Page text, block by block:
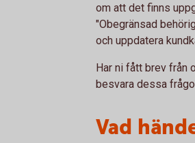
om att det finns
"Obegränsad
och uppdatera
Har ni fått brev från
besvara dessa
Vad